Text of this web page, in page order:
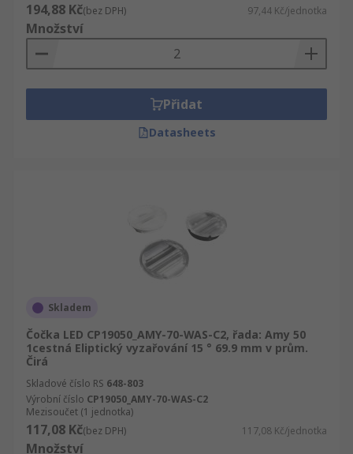
194,88 Kč(bez DPH) 97,44 Kč/jednotka
Množství
Přidat
Datasheets
Skladem
Čočka LED CP19050_AMY-70-WAS-C2, řada: Amy 50
1cestná Eliptický vyzařování 15 ° 69.9 mm v prům.
Čirá
Skladové číslo RS 648-803
Výrobní číslo CP19050_AMY-70-WAS-C2
Mezisoučet (1 jednotka)
117,08 Kč(bez DPH) 117,08 Kč/jednotka
Množství